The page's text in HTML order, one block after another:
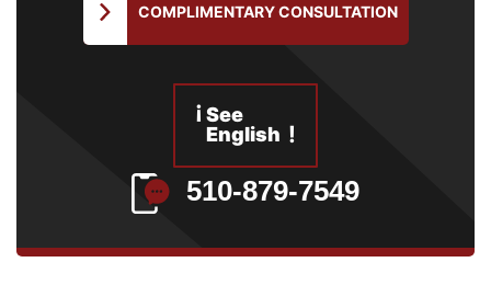
COMPLIMENTARY CONSULTATION
¡See
English !
510-879-7549